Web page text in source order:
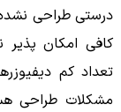
درستی طراحی
کافی امکان پذیر
تعداد کم
مشکلات طراحی